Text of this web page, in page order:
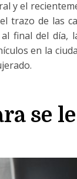
y el
trazo de las
final del día,
en la
se